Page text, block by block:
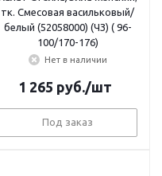
тк. Смесовая васильковый/
белый (52058000) (ЧЗ) ( 96-
100/170-176)
Нет в наличии
1 265 руб./шт
Под заказ